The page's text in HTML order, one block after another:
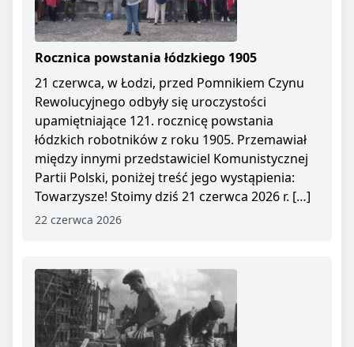
Rocznica powstania łódzkiego 1905
21 czerwca, w Łodzi, przed Pomnikiem Czynu
Rewolucyjnego odbyły się uroczystości
upamiętniające 121. rocznicę powstania
łódzkich robotników z roku 1905. Przemawiał
między innymi przedstawiciel Komunistycznej
Partii Polski, poniżej treść jego wystąpienia:
Towarzysze! Stoimy dziś 21 czerwca 2026 r. […]
22 czerwca 2026